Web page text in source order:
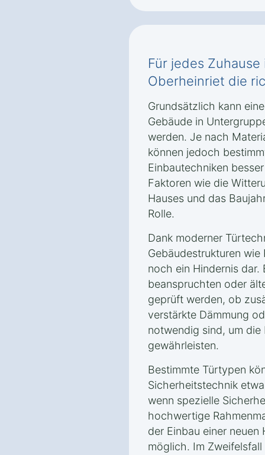
Für jedes
Oberheinriet die
Grundsätzlich kann
Gebäude in
werden. Je nach
können jedoch
Einbautechniken
Faktoren wie die
Hauses und das
Rolle.
Dank moderner
Gebäudestrukturen
noch ein Hindernis dar.
beanspruchten oder
geprüft werden, ob
verstärkte Dämmung
notwendig sind, um
gewährleisten.
Bestimmte Türtypen
Sicherheitstechnik
wenn spezielle
hochwertige
der Einbau einer
möglich. Im